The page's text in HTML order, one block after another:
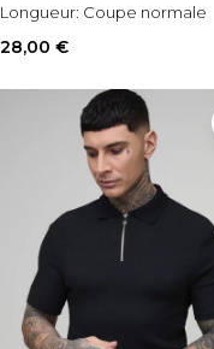
Longueur: Coupe normale
28,00 €